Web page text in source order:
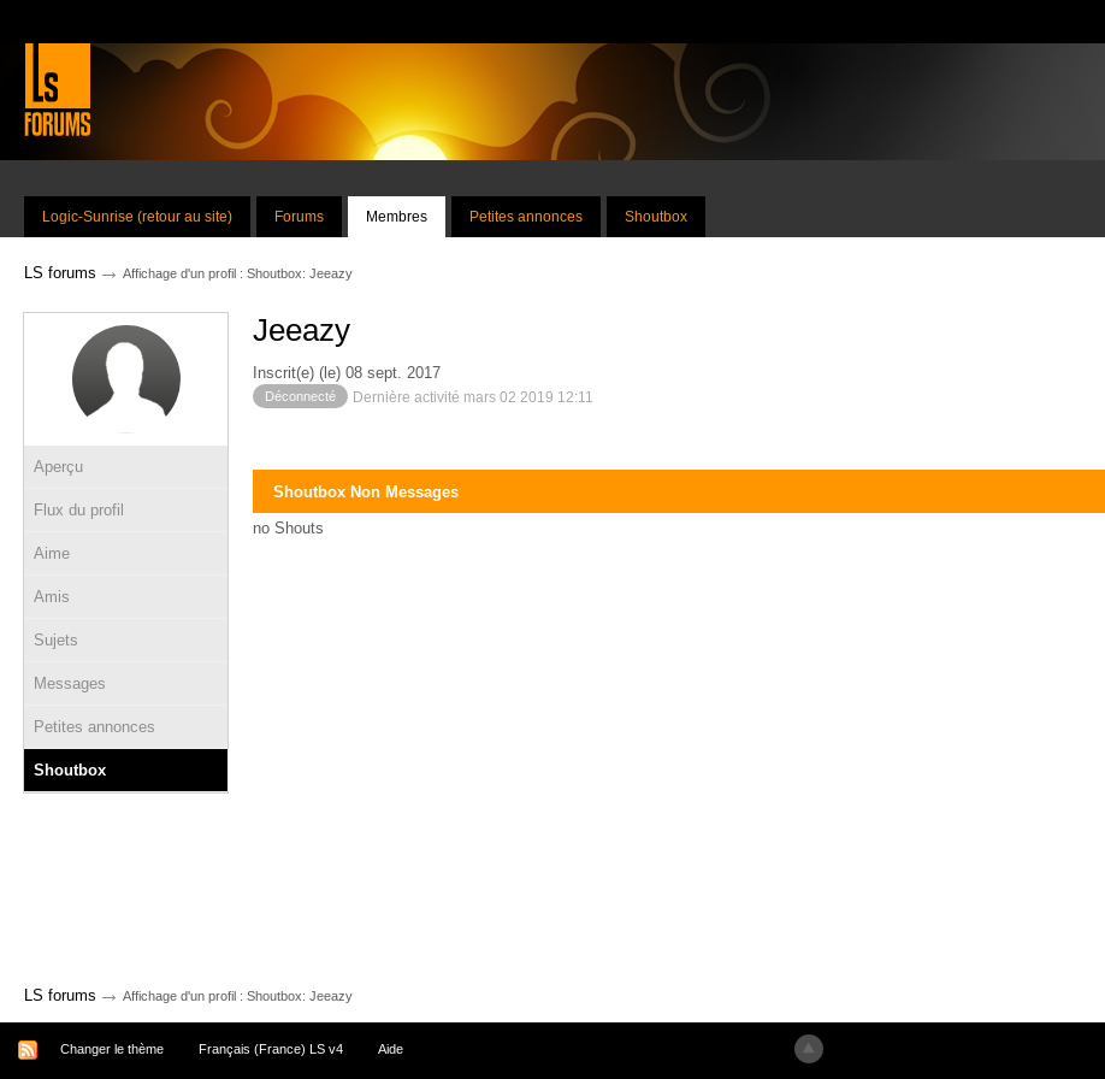
Logic-Sunrise (retour au site) Forums Membres Petites annonces Shoutbox
LS forums → Affichage d'un profil : Shoutbox: Jeeazy
Aperçu
Flux du profil
Aime
Amis
Sujets
Messages
Petites annonces
Shoutbox
Jeeazy
Inscrit(e) (le) 08 sept. 2017
Déconnecté Dernière activité mars 02 2019 12:11
Shoutbox Non Messages
no Shouts
LS forums → Affichage d'un profil : Shoutbox: Jeeazy
Changer le thème Français (France) LS v4 Aide